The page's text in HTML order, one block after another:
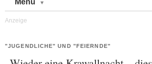
Menü
"JUGENDLICHE" UND "FEIERNDE"